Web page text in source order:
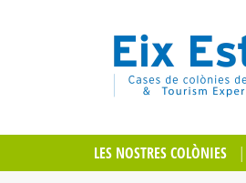
LES NOSTRES COLÒNIES